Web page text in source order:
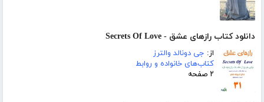
دانلود کتاب رازهای عشق - Secrets Of Love
از: جی دونالد والترز
کتاب‌های خانواده و روابط
۲ صفحه